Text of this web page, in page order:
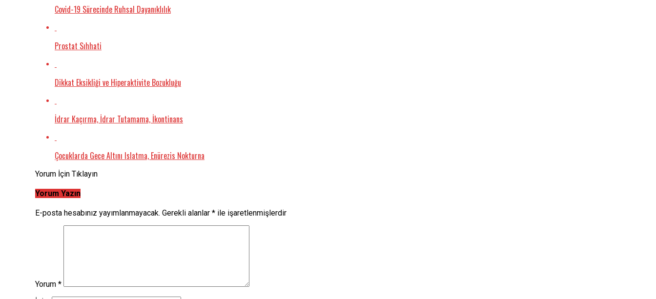
Covid-19 Sürecinde Ruhsal Dayanıklılık
Prostat Sıhhati
Dikkat Eksikliği ve Hiperaktivite Bozukluğu
İdrar Kaçırma, İdrar Tutamama, İkontinans
Çocuklarda Gece Altını Islatma, Enürezis Nokturna
Yorum İçin Tıklayın
Yorum Yazın
E-posta hesabınız yayımlanmayacak. Gerekli alanlar * ile işaretlenmişlerdir
Yorum *